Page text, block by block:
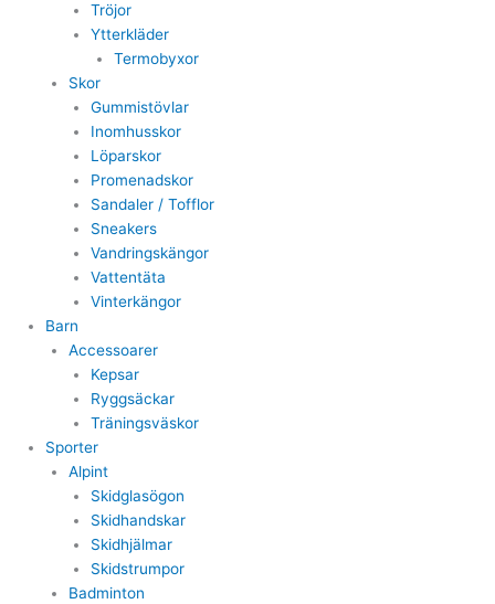
Tröjor
Ytterkläder
Termobyxor
Skor
Gummistövlar
Inomhusskor
Löparskor
Promenadskor
Sandaler / Tofflor
Sneakers
Vandringskängor
Vattentäta
Vinterkängor
Barn
Accessoarer
Kepsar
Ryggsäckar
Träningsväskor
Sporter
Alpint
Skidglasögon
Skidhandskar
Skidhjälmar
Skidstrumpor
Badminton